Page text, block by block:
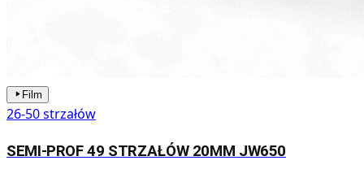
Film
26-50 strzałów
SEMI-PROF 49 STRZAŁÓW 20MM JW650